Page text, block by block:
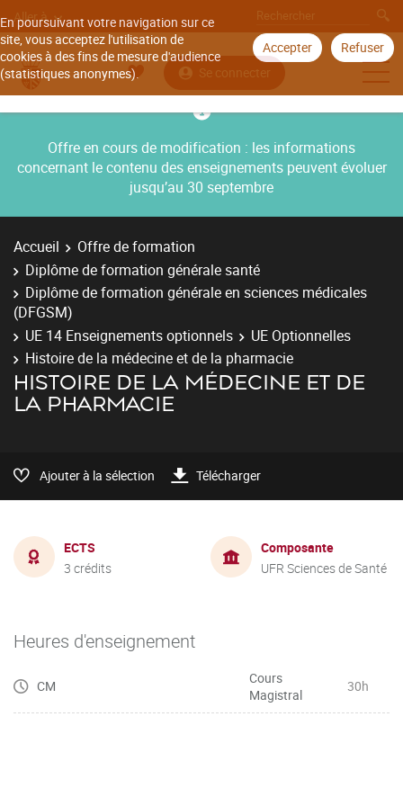
En poursuivant votre navigation sur ce
site, vous acceptez l'utilisation de
cookies à des fins de mesure d'audience
(statistiques anonymes).
Accepter Refuser
Aller à
Se connecter
Offre en cours de modification : les informations
concernant le contenu des enseignements peuvent évoluer
jusqu’au 30 septembre
Accueil
Offre de formation
Diplôme de formation générale santé
Diplôme de formation générale en sciences médicales
(DFGSM)
UE 14 Enseignements optionnels
UE Optionnelles
Histoire de la médecine et de la pharmacie
HISTOIRE DE LA MÉDECINE ET DE
LA PHARMACIE
Ajouter à la sélection Télécharger
ECTS
3 crédits
Composante
UFR Sciences de Santé
Heures d'enseignement
CM
Cours
Magistral
30h